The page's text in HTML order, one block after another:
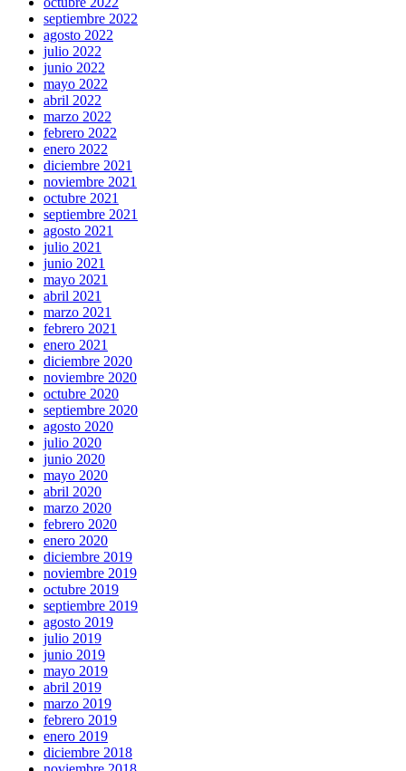
septiembre 2022
agosto 2022
julio 2022
junio 2022
mayo 2022
abril 2022
marzo 2022
febrero 2022
enero 2022
diciembre 2021
noviembre 2021
octubre 2021
septiembre 2021
agosto 2021
julio 2021
junio 2021
mayo 2021
abril 2021
marzo 2021
febrero 2021
enero 2021
diciembre 2020
noviembre 2020
octubre 2020
septiembre 2020
agosto 2020
julio 2020
junio 2020
mayo 2020
abril 2020
marzo 2020
febrero 2020
enero 2020
diciembre 2019
noviembre 2019
octubre 2019
septiembre 2019
agosto 2019
julio 2019
junio 2019
mayo 2019
abril 2019
marzo 2019
febrero 2019
enero 2019
diciembre 2018